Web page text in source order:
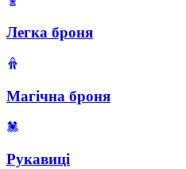
Легка броня
Магічна броня
Рукавиці